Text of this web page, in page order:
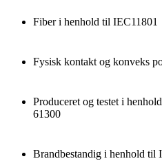
Fiber i henhold til IEC11801
Fysisk kontakt og konveks
Produceret og testet i
61300
Brandbestandig i henhold til